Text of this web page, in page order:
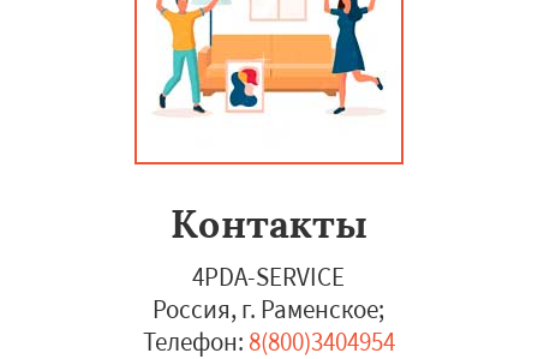
Контакты
4PDA-SERVICE
Россия, г. Раменское;
Телефон: 8(800)3404954